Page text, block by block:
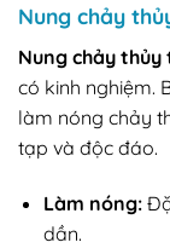
Nung chảy
Nung chảy thủy
có kinh nghiệm.
làm nóng chảy
tạp và độc đáo.
Làm nóng:
dần.